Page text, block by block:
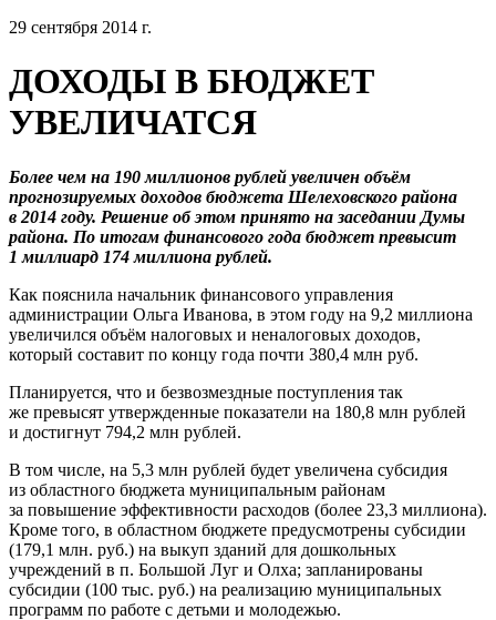
29 сентября 2014 г.
ДОХОДЫ В БЮДЖЕТ
УВЕЛИЧАТСЯ
Более чем на 190 миллионов рублей увеличен объём
прогнозируемых доходов бюджета Шелеховского района
в 2014 году. Решение об этом принято на заседании Думы
района. По итогам финансового года бюджет превысит
1 миллиард 174 миллиона рублей.
Как пояснила начальник финансового управления
администрации Ольга Иванова, в этом году на 9,2 миллиона
увеличился объём налоговых и неналоговых доходов,
который составит по концу года почти 380,4 млн руб.
Планируется, что и безвозмездные поступления так
же превысят утвержденные показатели на 180,8 млн рублей
и достигнут 794,2 млн рублей.
В том числе, на 5,3 млн рублей будет увеличена субсидия
из областного бюджета муниципальным районам
за повышение эффективности расходов (более 23,3 миллиона).
Кроме того, в областном бюджете предусмотрены субсидии
(179,1 млн. руб.) на выкуп зданий для дошкольных
учреждений в п. Большой Луг и Олха; запланированы
субсидии (100 тыс. руб.) на реализацию муниципальных
программ по работе с детьми и молодежью.